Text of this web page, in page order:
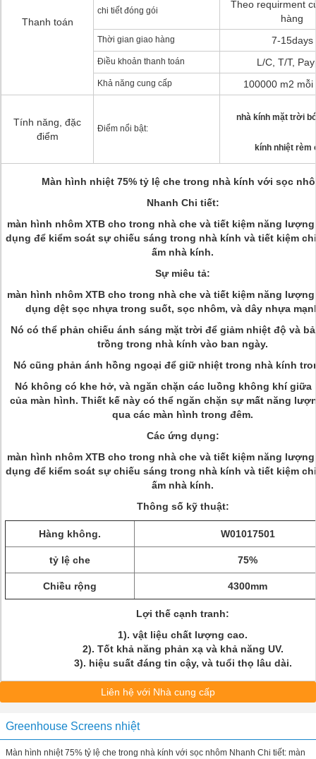
Thanh toán
chi tiết đóng gói
Theo requirment
hàng
Thời gian giao hàng 7-15days
Điều khoản thanh toán L/C, T/T,
Khả năng cung cấp 100000 m2 mỗi
Tính năng, đặc
điểm
Điểm nổi bật:
nhà kính mặt trời
kính nhiệt rèm
Màn hình nhiệt 75% tỷ lệ che trong nhà kính với sọc
Nhanh Chi tiết:
màn hình nhôm XTB cho trong nhà che và tiết kiệm năng
dụng để kiểm soát sự chiếu sáng trong nhà kính và tiết kiệm
ấm nhà kính.
Sự miêu tả:
màn hình nhôm XTB cho trong nhà che và tiết kiệm năng
dụng dệt sọc nhựa trong suốt, sọc nhôm, và dây nhựa
Nó có thể phản chiếu ánh sáng mặt trời để giảm nhiệt độ và
trồng trong nhà kính vào ban ngày.
Nó cũng phản ánh hồng ngoại để giữ nhiệt trong nhà kính
Nó không có khe hở, và ngăn chặn các luồng không khí giữa
của màn hình. Thiết kế này có thể ngăn chặn sự mất năng
qua các màn hình trong đêm.
Các ứng dụng:
màn hình nhôm XTB cho trong nhà che và tiết kiệm năng
dụng để kiểm soát sự chiếu sáng trong nhà kính và tiết kiệm
ấm nhà kính.
Thông số kỹ thuật:
Hàng không. W01017501
tỷ lệ che 75%
Chiều rộng 4300mm
Lợi thế cạnh tranh:
1). vật liệu chất lượng cao.
2). Tốt khả năng phản xạ và khả năng UV.
3). hiệu suất đáng tin cậy, và tuổi thọ lâu dài.
Liên hệ với Nhà cung cấp
Greenhouse Screens nhiệt
Màn hình nhiệt 75% tỷ lệ che trong nhà kính với sọc nhôm Nhanh Chi tiết: màn